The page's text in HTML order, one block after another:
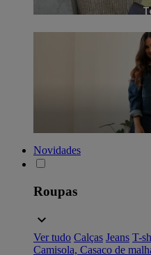
Novidades
Roupas
Ver tudo Calças Jeans T-
Camisola, Casaco de